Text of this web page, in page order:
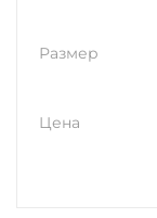
Размер
Цена